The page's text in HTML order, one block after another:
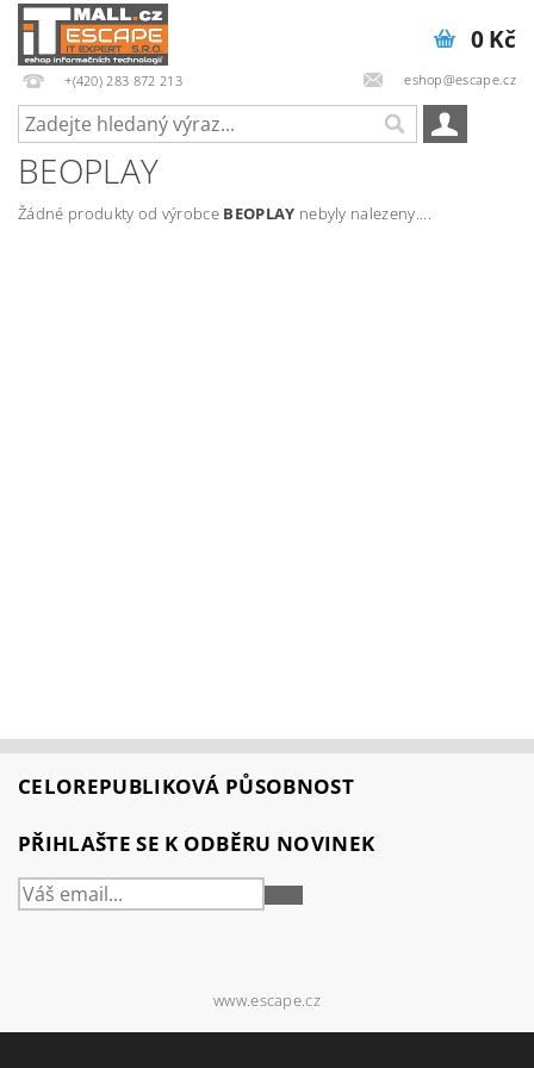
+(420) 283 872 213 eshop@escape.cz
0 Kč
BEOPLAY
Žádné produkty od výrobce BEOPLAY nebyly nalezeny....
CELOREPUBLIKOVÁ PŮSOBNOST
PŘIHLAŠTE SE K ODBĚRU NOVINEK
PŘIHLÁSIT
www.escape.cz